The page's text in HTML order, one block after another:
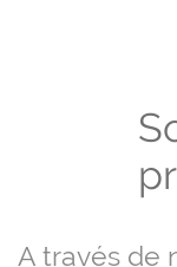
A través de